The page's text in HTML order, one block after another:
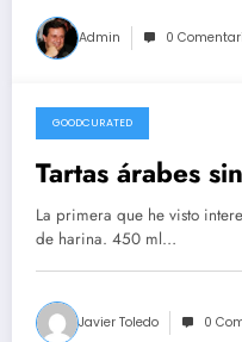
Admin 0
21/02/2021
GOODCURATED
Tartas árabes
La primera que he visto
de harina. 450 ml…
Javier Toledo 0